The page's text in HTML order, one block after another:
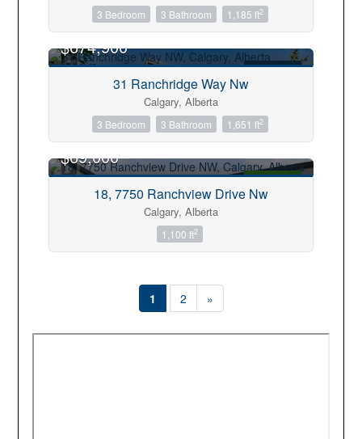
3 Bedroom 3 Bathroom 1,185 ft2
$674,900
31 Ranchridge Way Nw
Calgary, Alberta
3 Bedroom 3 Bathroom 1,651 ft2
OR RENT
$69,000
18, 7750 Ranchview Drive Nw
Calgary, Alberta
1,100 ft2
1 2 »